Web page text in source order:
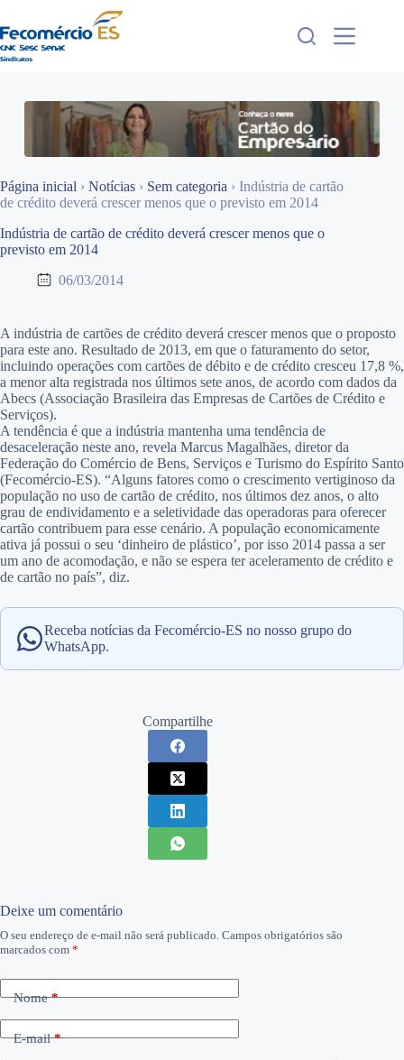
para
o
conteúdo
Página inicial › Notícias › Sem categoria › Indústria de cartão
de crédito deverá crescer menos que o previsto em 2014
Indústria de cartão de crédito deverá crescer menos que o
previsto em 2014
06/03/2014
A indústria de cartões de crédito deverá crescer menos que o proposto
para este ano. Resultado de 2013, em que o faturamento do setor,
incluindo operações com cartões de débito e de crédito cresceu 17,8 %,
a menor alta registrada nos últimos sete anos, de acordo com dados da
Abecs (Associação Brasileira das Empresas de Cartões de Crédito e
Serviços).
A tendência é que a indústria mantenha uma tendência de
desaceleração neste ano, revela Marcus Magalhães, diretor da
Federação do Comércio de Bens, Serviços e Turismo do Espírito Santo
(Fecomércio-ES). “Alguns fatores como o crescimento vertiginoso da
população no uso de cartão de crédito, nos últimos dez anos, o alto
grau de endividamento e a seletividade das operadoras para oferecer
cartão contribuem para esse cenário. A população economicamente
ativa já possui o seu ‘dinheiro de plástico’, por isso 2014 passa a ser
um ano de acomodação, e não se espera ter aceleramento de crédito e
de cartão no país”, diz.
Receba notícias da Fecomércio-ES no nosso grupo do
WhatsApp.
Compartilhe
Deixe um comentário
O seu endereço de e-mail não será publicado. Campos obrigatórios são
marcados com *
Nome*
E-mail*